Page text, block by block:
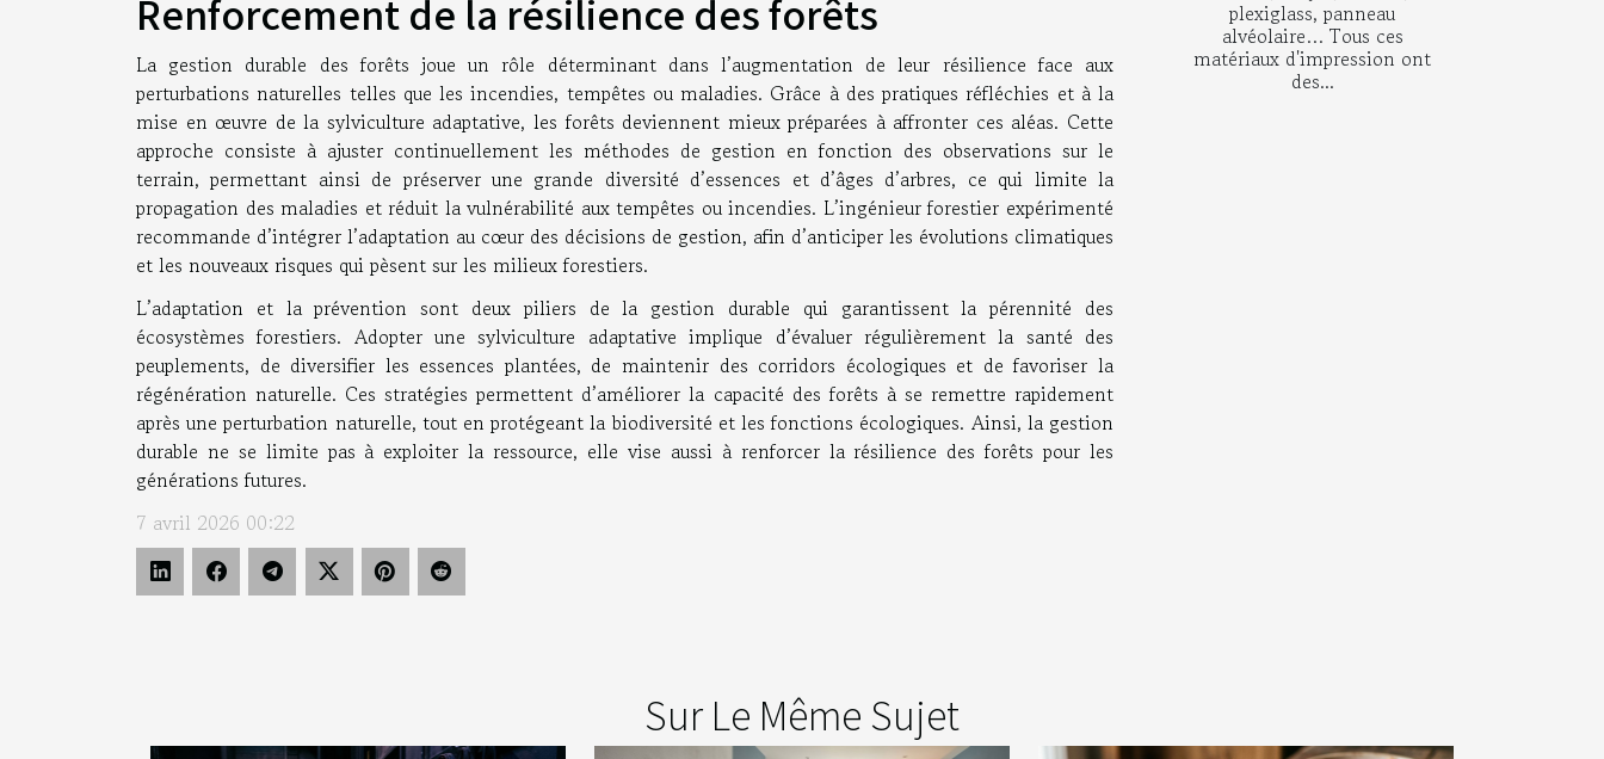
Renforcement de la résilience des forêts
La gestion durable des forêts joue un rôle déterminant dans l’augmentation de leur résilience face aux
perturbations naturelles telles que les incendies, tempêtes ou maladies. Grâce à des pratiques réfléchies et à la
mise en œuvre de la sylviculture adaptative, les forêts deviennent mieux préparées à affronter ces aléas. Cette
approche consiste à ajuster continuellement les méthodes de gestion en fonction des observations sur le
terrain, permettant ainsi de préserver une grande diversité d’essences et d’âges d’arbres, ce qui limite la
propagation des maladies et réduit la vulnérabilité aux tempêtes ou incendies. L’ingénieur forestier expérimenté
recommande d’intégrer l’adaptation au cœur des décisions de gestion, afin d’anticiper les évolutions climatiques
et les nouveaux risques qui pèsent sur les milieux forestiers.
L’adaptation et la prévention sont deux piliers de la gestion durable qui garantissent la pérennité des
écosystèmes forestiers. Adopter une sylviculture adaptative implique d’évaluer régulièrement la santé des
peuplements, de diversifier les essences plantées, de maintenir des corridors écologiques et de favoriser la
régénération naturelle. Ces stratégies permettent d’améliorer la capacité des forêts à se remettre rapidement
après une perturbation naturelle, tout en protégeant la biodiversité et les fonctions écologiques. Ainsi, la gestion
durable ne se limite pas à exploiter la ressource, elle vise aussi à renforcer la résilience des forêts pour les
générations futures.
7 avril 2026 00:22
plexiglass, panneau
alvéolaire… Tous ces
matériaux d'impression ont
des...
Sur Le Même Sujet